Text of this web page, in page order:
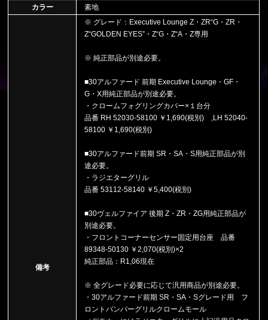
カラー
素地
備考
※ グレード：Executive Lounge Z・ZR“G・ZR・
Z“GOLDEN EYES”・Z“G・Z“A・Z専用
※ 純正部品が別途必要。
■30アルファード 前期 Executive Lounge・GF・
G・X用純正部品が別途必要。
・クロームフォグリングカバー×１台分
品番 RH 52030-58100 ￥1,690(税別) ,LH 52040-
58100 ￥1,690(税別)
■30アルファード前期 SR・SA・S用純正部品が別
途必要。
・ラジエターグリル
品番 53112-58140 ￥5,400(税別)
■30ヴェルファイア 後期 Z・ZR・ZG用純正部品が
別途必要。
・フロントコーナーセンサー固定用台座 品番
89348-50130 ￥2,070(税別)×2
純正部品：R1,06現在
※ 全グレード必要に応じて汎用商品が別途必要。
・30アルファード前期 SR・SA・Sグレード用 フ
ロントバンパーグリルクロームモール